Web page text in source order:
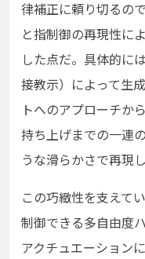
律補正に頼り切るの
と指制御の再現性に
した点だ。具体的に
接教示）によって生
トへのアプローチか
持ち上げまでの一連
うな滑らかさで再現し
この巧緻性を支えて
制御できる多自由度
アクチュエーション